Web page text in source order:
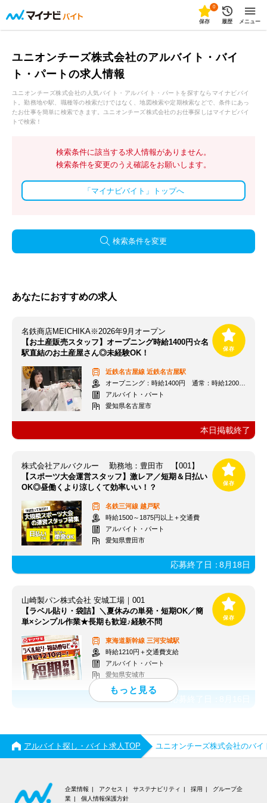
0
保存 履歴 メニュー
ユニオンチーズ株式会社のアルバイト・バイ
ト・パートの求人情報
ユニオンチーズ株式会社の人気バイト・アルバイト・パートを探すならマイナビバイ
ト。勤務地や駅、職種等の検索だけではなく、地図検索や定期検索などで、条件にあっ
たお仕事を簡単に検索できます。ユニオンチーズ株式会社のお仕事探しはマイナビバイ
トで検索！
検索条件に該当する求人情報がありません。
検索条件を変更のうえ確認をお願いします。
「マイナビバイト」トップへ
検索条件を変更
あなたにおすすめの求人
名鉄商店MEICHIKA※2026年9月オープン
【お土産販売スタッフ】オープニング時給1400円☆名
駅直結のお土産屋さん◎未経験OK！
近鉄名古屋線 近鉄名古屋駅
オープニング：時給1400円 通常：時給1200円～＋交通費全額支給
アルバイト・パート
愛知県名古屋市
本日掲載終了
株式会社アルバクルー 勤務地：豊田市 【001】
【スポーツ大会運営スタッフ】激レア／短期＆日払い
OK◎昼働くより涼しくて効率いい！？
名鉄三河線 越戸駅
時給1500～1875円以上＋交通費
アルバイト・パート
愛知県豊田市
応募終了日：8月18日
山崎製パン株式会社 安城工場｜001
【ラベル貼り・袋詰】＼夏休みの単発・短期OK／簡
単×シンプル作業★長期も歓迎♪経験不問
東海道新幹線 三河安城駅
時給1210円＋交通費支給
アルバイト・パート
愛知県安城市
応募終了日：
アルバイト探し・バイト求人TOP ユニオンチーズ株式会社のバイ
企業情報 アクセス サステナビリティ 採用
グループ企
業
個人情報保護方針